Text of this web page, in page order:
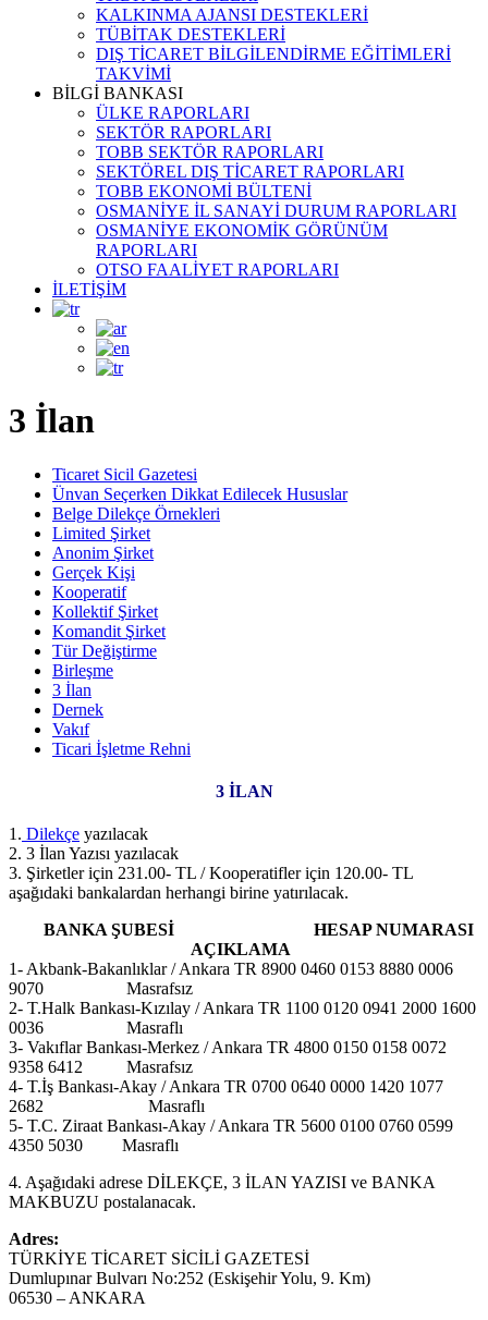
KALKINMA AJANSI DESTEKLERİ
TÜBİTAK DESTEKLERİ
DIŞ TİCARET BİLGİLENDİRME EĞİTİMLERİ
TAKVİMİ
BİLGİ BANKASI
ÜLKE RAPORLARI
SEKTÖR RAPORLARI
TOBB SEKTÖR RAPORLARI
SEKTÖREL DIŞ TİCARET RAPORLARI
TOBB EKONOMİ BÜLTENİ
OSMANİYE İL SANAYİ DURUM RAPORLARI
OSMANİYE EKONOMİK GÖRÜNÜM
RAPORLARI
OTSO FAALİYET RAPORLARI
İLETİŞİM
3 İlan
Ticaret Sicil Gazetesi
Ünvan Seçerken Dikkat Edilecek Hususlar
Belge Dilekçe Örnekleri
Limited Şirket
Anonim Şirket
Gerçek Kişi
Kooperatif
Kollektif Şirket
Komandit Şirket
Tür Değiştirme
Birleşme
3 İlan
Dernek
Vakıf
Ticari İşletme Rehni
3 İLAN
1. Dilekçe yazılacak
2. 3 İlan Yazısı yazılacak
3. Şirketler için 231.00- TL / Kooperatifler için 120.00- TL
aşağıdaki bankalardan herhangi birine yatırılacak.
BANKA ŞUBESİ HESAP NUMARASI
AÇIKLAMA
1- Akbank-Bakanlıklar / Ankara TR 8900 0460 0153 8880 0006
9070 Masrafsız
2- T.Halk Bankası-Kızılay / Ankara TR 1100 0120 0941 2000 1600
0036 Masraflı
3- Vakıflar Bankası-Merkez / Ankara TR 4800 0150 0158 0072
9358 6412 Masrafsız
4- T.İş Bankası-Akay / Ankara TR 0700 0640 0000 1420 1077
2682 Masraflı
5- T.C. Ziraat Bankası-Akay / Ankara TR 5600 0100 0760 0599
4350 5030 Masraflı
4. Aşağıdaki adrese DİLEKÇE, 3 İLAN YAZISI ve BANKA
MAKBUZU postalanacak.
Adres:
TÜRKİYE TİCARET SİCİLİ GAZETESİ
Dumlupınar Bulvarı No:252 (Eskişehir Yolu, 9. Km)
06530 – ANKARA